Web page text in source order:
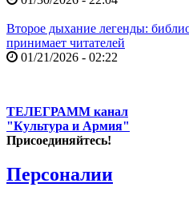
Второе дыхание легенды:
принимает читателей
01/21/2026 - 02:22
ТЕЛЕГРАММ канал
"Культура и Армия"
Присоединяйтесь!
Персоналии